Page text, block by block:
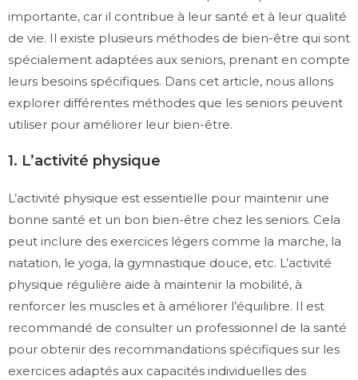
importante, car il contribue à leur santé et à leur qualité
de vie. Il existe plusieurs méthodes de bien-être qui sont
spécialement adaptées aux seniors, prenant en compte
leurs besoins spécifiques. Dans cet article, nous allons
explorer différentes méthodes que les seniors peuvent
utiliser pour améliorer leur bien-être.
1. L’activité physique
L’activité physique est essentielle pour maintenir une
bonne santé et un bon bien-être chez les seniors. Cela
peut inclure des exercices légers comme la marche, la
natation, le yoga, la gymnastique douce, etc. L’activité
physique régulière aide à maintenir la mobilité, à
renforcer les muscles et à améliorer l’équilibre. Il est
recommandé de consulter un professionnel de la santé
pour obtenir des recommandations spécifiques sur les
exercices adaptés aux capacités individuelles des